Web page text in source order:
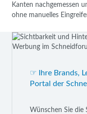
Kanten nachgemessen
ohne manuelles
☞ Ihre Brands,
Portal der
Wünschen Sie die